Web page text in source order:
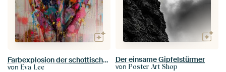
Farbexplosion der schottischen Highlander-Kuh
von Eva Lee
Der einsame Gipfelstürmer
von Poster Art Shop